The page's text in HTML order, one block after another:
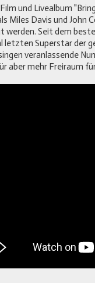
und Livealbum
Miles Davis und John
werden. Seit dem
letzten Superstar der
veranlassende
aber mehr Freiraum